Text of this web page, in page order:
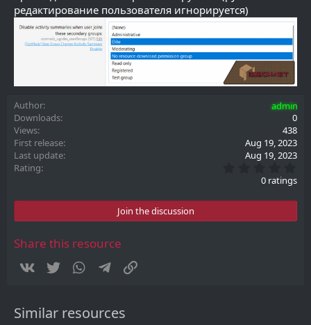
редактирование пользователя игнорируется)
Author
admin
Downloads
0
Views
438
First release
Aug 19, 2023
Last update
Aug 19, 2023
Rating
.
0
0
t
0 ratings
Join the discussion
Share this resource
Vkontakte
Twitter WhatsAppTelegram
Similar resources